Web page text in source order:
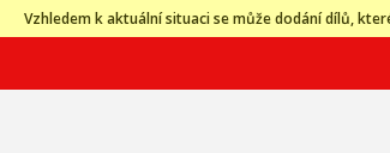
Vzhledem k aktuální situaci se může dodání dílů,